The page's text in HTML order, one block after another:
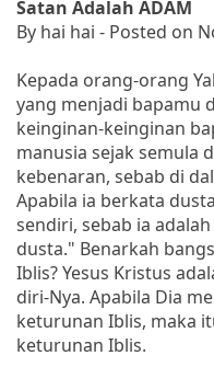
Satan Adalah ADAM
By hai hai - Posted on
Kepada orang-orang
yang menjadi bapamu
keinginan-keinginan
manusia sejak semula
kebenaran, sebab di
Apabila ia berkata
sendiri, sebab ia
dusta." Benarkah
Iblis? Yesus Kristus
diri-Nya. Apabila Dia
keturunan Iblis, maka
keturunan Iblis.